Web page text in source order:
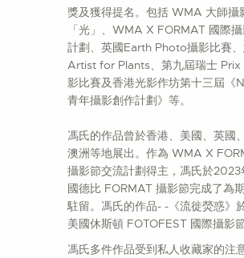
獎及獲得提名。包括 WMA 大師攝
「光」、WMA X FORMAT 國際
計劃、英國Earth Photo攝影比賽
Artist for Plants、第九屆瑞士
影比賽及香港光影作坊第十三屆《
青年攝影創作計劃》等。
馮氏的作品曾於香港、美國、英國
澳洲等地展出。作為 WMA X
攝影節交流計劃得主，馮氏於2023
國德比 FORMAT 攝影節完成了為
駐留。馮氏的作品- -《流徙熒惑》
美國休斯頓 FOTOFEST 國際攝影節
馮氏多件作品受到私人收藏家的注